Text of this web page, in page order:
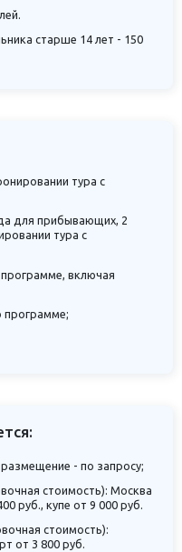
старше 14 лет - 150
тура с
для прибывающих, 2
тура с
включая
программе;
- по запросу;
стоимость): Москва
руб., купе от 9 000 руб.
стоимость):
от 3 800 руб.